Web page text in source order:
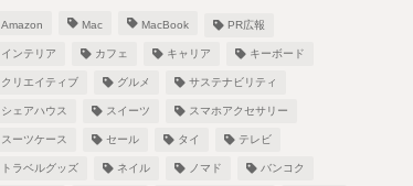
Amazon Mac MacBook PR広報
インテリア カフェ キャリア キーボード
クリエイティブ グルメ サステナビリティ
シェアハウス スイーツ スマホアクセサリー
スーツケース セール タイ テレビ
トラベルグッズ ネイル ノマド バンコク